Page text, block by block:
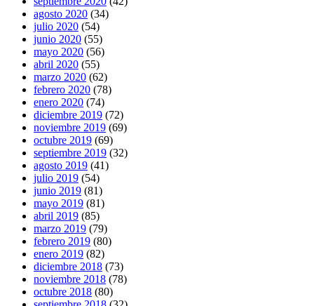
agosto 2020 (34)
julio 2020 (54)
junio 2020 (55)
mayo 2020 (56)
abril 2020 (55)
marzo 2020 (62)
febrero 2020 (78)
enero 2020 (74)
diciembre 2019 (72)
noviembre 2019 (69)
octubre 2019 (69)
septiembre 2019 (32)
agosto 2019 (41)
julio 2019 (54)
junio 2019 (81)
mayo 2019 (81)
abril 2019 (85)
marzo 2019 (79)
febrero 2019 (80)
enero 2019 (82)
diciembre 2018 (73)
noviembre 2018 (78)
octubre 2018 (80)